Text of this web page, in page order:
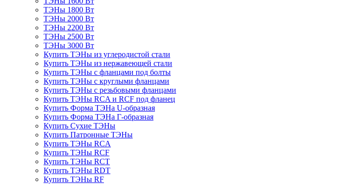
ТЭНы 1800 Вт
ТЭНы 2000 Вт
ТЭНы 2200 Вт
ТЭНы 2500 Вт
ТЭНы 3000 Вт
Купить ТЭНы из углеродистой стали
Купить ТЭНы из нержавеющей стали
Купить ТЭНы с фланцами под болты
Купить ТЭНы с круглыми фланцами
Купить ТЭНы с резьбовыми фланцами
Купить ТЭНы RCA и RCF под фланец
Купить Форма ТЭНа U-образная
Купить Форма ТЭНа Г-образная
Купить Сухие ТЭНы
Купить Патронные ТЭНы
Купить ТЭНы RCA
Купить ТЭНы RCF
Купить ТЭНы RCT
Купить ТЭНы RDT
Купить ТЭНы RF